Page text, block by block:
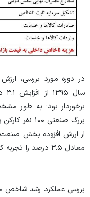
در دوره مورد بررسی،
برخوردار بود؛ به طور
از ارزش افزوده بخش
معادل ۳.۵ درصد را تجربه کرد.
بررسی عملکرد رشد شاخص